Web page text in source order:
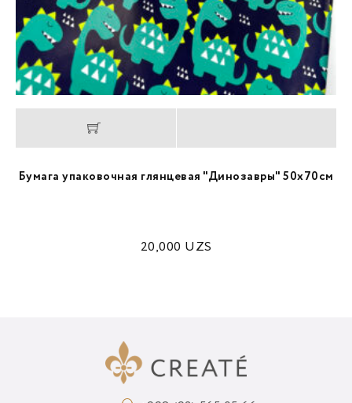
Бумага упаковочная глянцевая "Динозавры" 50х70см
20,000 UZS